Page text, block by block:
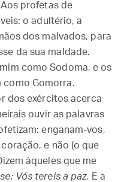
profetas de
o adultério, a
dos malvados, para
da sua maldade.
como Sodoma, e os
como Gomorra.
dos exércitos acerca
ouvir as palavras
enganam-vos,
e não (o que
àqueles que me
Vós tereis a paz. E a